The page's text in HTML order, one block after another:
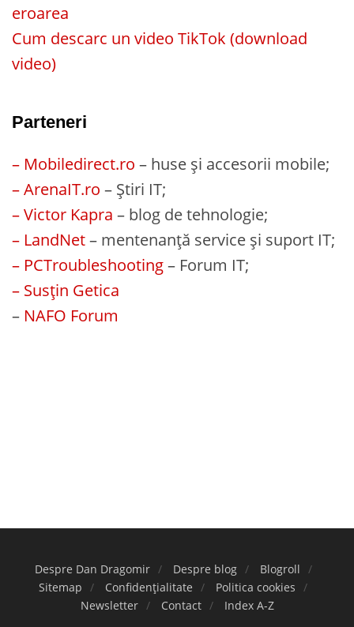
eroarea
Cum descarc un video TikTok (download
video)
Parteneri
– Mobiledirect.ro – huse și accesorii mobile;
– ArenaIT.ro – Știri IT;
– Victor Kapra – blog de tehnologie;
– LandNet– mentenanță service și suport IT;
– PCTroubleshooting– Forum IT;
– Susțin Getica
– NAFO Forum
Despre Dan Dragomir Despre blog
Blogroll
Sitemap
Confidențialitate
Politica cookies
Newsletter
Contact Index A-Z